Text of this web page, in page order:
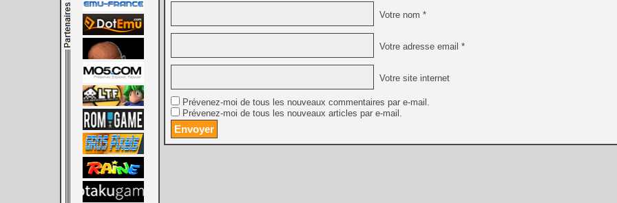
[GK] Oubliez Crazy Taxi,
[LS] [Switch] NSZ 5.0.0
[GK] No More Room in
[GK] Un chatbot Atelier
[GK] Mémoire cash -
[GK] Nvidia : le prix des
[GK] Suikoden Star Leap
[Mo5] La mini borne
Votre nom *
Votre adresse email *
Votre site internet
Prévenez-moi de tous les nouveaux commentaires par e-mail.
Prévenez-moi de tous les nouveaux articles par e-mail.